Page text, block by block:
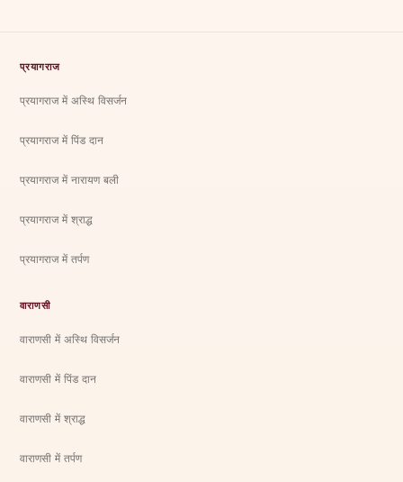
प्रयागराज
प्रयागराज में अस्थि विसर्जन
प्रयागराज में पिंड दान
प्रयागराज में नारायण बली
प्रयागराज में श्राद्ध
प्रयागराज में तर्पण
वाराणसी
वाराणसी में अस्थि विसर्जन
वाराणसी में पिंड दान
वाराणसी में श्राद्ध
वाराणसी में तर्पण